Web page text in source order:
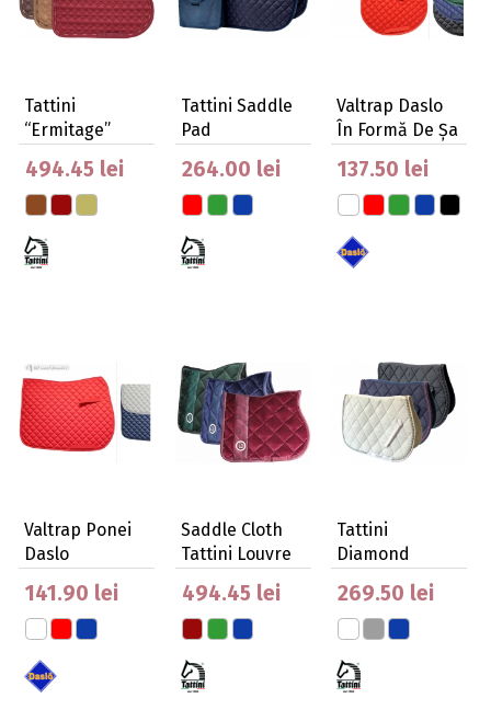
Tattini
“Ermitage”
Saddle Cloth
494.45 lei
Tattini Saddle
Pad
Waterproog
Pockets
264.00 lei
Valtrap Daslo
În Formă De Șa
Din Pănză
137.50 lei
Valtrap Ponei
Daslo
Matlasată
141.90 lei
Saddle Cloth
Tattini Louvre
494.45 lei
Tattini
Diamond
Quilted Saddle
Cloth Wi…
269.50 lei